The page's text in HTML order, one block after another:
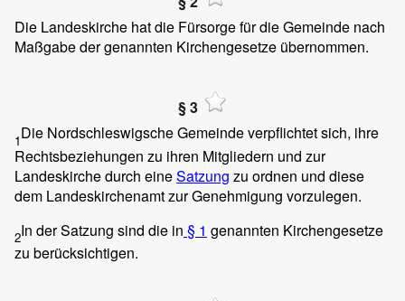
Die Landeskirche hat die Fürsorge für die Gemeinde nach
Maßgabe der genannten Kirchengesetze übernommen.
§ 3
1Die Nordschleswigsche Gemeinde verpflichtet sich, ihre
Rechtsbeziehungen zu ihren Mitgliedern und zur
Landeskirche durch eineSatzung zu ordnen und diese
dem Landeskirchenamt zur Genehmigung vorzulegen.
2In der Satzung sind die in § 1 genannten Kirchengesetze
zu berücksichtigen.